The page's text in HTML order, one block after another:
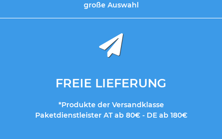
große Auswahl
FREIE LIEFERUNG
*Produkte der Versandklasse
Paketdienstleister AT ab 80€ - DE ab 180€